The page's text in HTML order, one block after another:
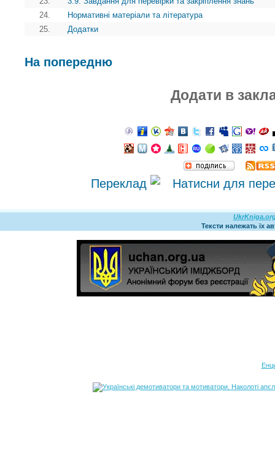
24.
Нормативні матеріали та література
25.
Додатки
На попередню
Додати в
Переклад
Тексти належать їх